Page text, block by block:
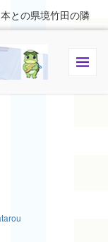
との県境竹田の隣